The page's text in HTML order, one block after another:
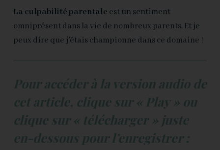
La culpabilité parentale est un sentiment
omniprésent dans la vie de nombreux parents. Et je
peux dire que j’étais championne dans ce domaine !
Pour accéder à la version audio de
cet article, clique sur « Play » ou
clique sur « télécharger » juste
en-dessous pour l’enregistrer :